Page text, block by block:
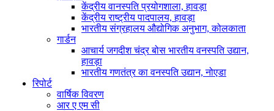
केंद्रीय वानस्पति प्रयोगशाला, हावड़ा
केंद्रीय राष्ट्रीय पादपालय, हावड़ा
भारतीय संग्रहालय औद्योगिक अनुभाग, कोलकाता
गार्डन
आचार्य जगदीश चंद्र बोस भारतीय वनस्पति उद्यान,
हावड़ा
भारतीय गणतंत्र का वनस्पति उद्यान, नोएडा
रिपोर्ट
वार्षिक विवरण
आर ए एम सी